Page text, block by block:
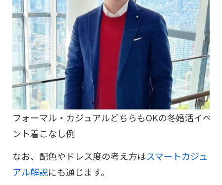
フォーマル・カジュアルどちらもOKの冬婚活イベ
ント着こなし例
なお、配色やドレス度の考え方はスマートカジュ
アル解説にも通じます。